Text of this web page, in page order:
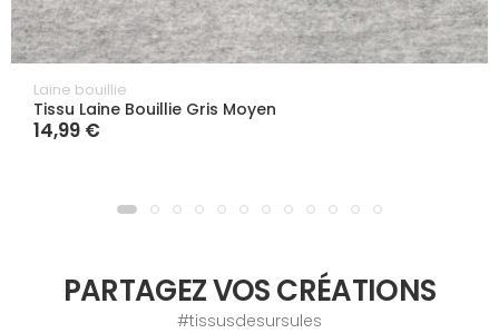
Laine bouillie
Tissu Laine Bouillie Gris Moyen
14,99 €
PARTAGEZ VOS CRÉATIONS
#tissusdesursules